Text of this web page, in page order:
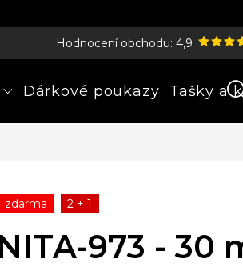
Hodnocení obchodu: 4,9
Dárkové poukazy Tašky a
zdarma 2 + 1
973 - 30